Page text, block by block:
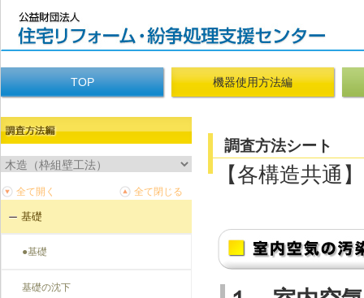
TOP 機器使用方法編
基礎
●基礎
基礎の沈下
調査方法シート
【各構造共通】